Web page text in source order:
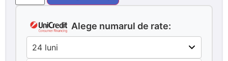
Alege numarul de rate: